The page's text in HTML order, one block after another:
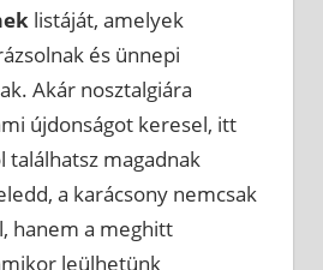
listáját, amelyek
és ünnepi
Akár nosztalgiára
újdonságot keresel, itt
magadnak
a karácsony nemcsak
hanem a meghitt
leülhetünk